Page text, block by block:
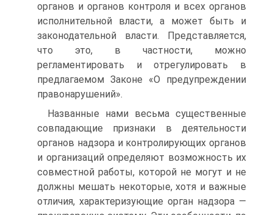
органов и органов контроля и всех органов
исполнительной власти, а может быть и
законодательной власти. Представляется,
что это, в частности, можно
регламентировать и отрегулировать в
предлагаемом Законе «О предупреждении
правонарушений».
Названные нами весьма существенные
совпадающие признаки в деятельности
органов надзора и контролирующих органов
и организаций определяют возможность их
совместной работы, которой не могут и не
должны мешать некоторые, хотя и важные
отличия, характеризующие орган надзора —